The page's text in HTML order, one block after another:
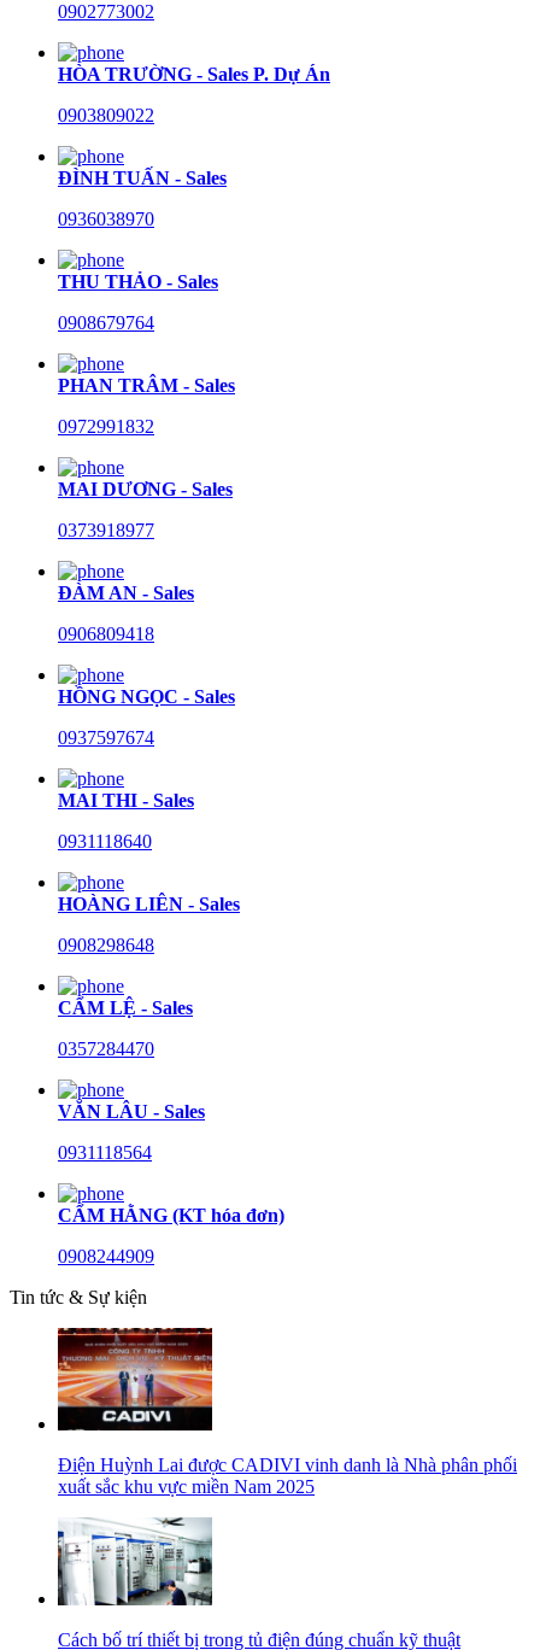
0902773002
HÒA TRƯỜNG - Sales P. Dự Án
0903809022
ĐÌNH TUẤN - Sales
0936038970
THU THẢO - Sales
0908679764
PHAN TRÂM - Sales
0972991832
MAI DƯƠNG - Sales
0373918977
ĐÀM AN - Sales
0906809418
HỒNG NGỌC - Sales
0937597674
MAI THI - Sales
0931118640
HOÀNG LIÊN - Sales
0908298648
CẨM LỆ - Sales
0357284470
VĂN LÂU - Sales
0931118564
CẨM HẰNG (KT hóa đơn)
0908244909
Tin tức & Sự kiện
Điện Huỳnh Lai được CADIVI vinh danh là Nhà phân phối
xuất sắc khu vực miền Nam 2025
Cách bố trí thiết bị trong tủ điện đúng chuẩn kỹ thuật